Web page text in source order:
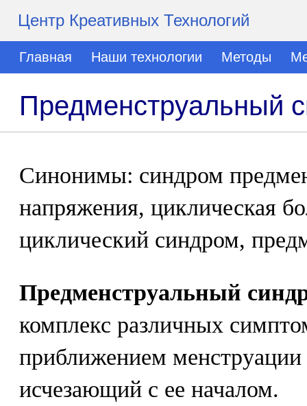
Центр Креативных Технологий
Главная Наши технологии Методы
Предменструальный
Синонимы: синдром
напряжения, циклическая
циклический синдром,
Предменструальный
комплекс различных
приближением
исчезающий с ее началом.